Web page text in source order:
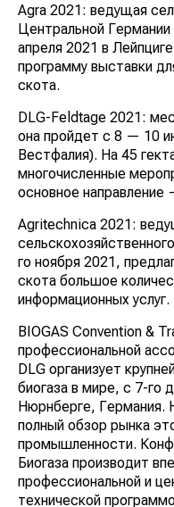
Аgra 2021: ведущая
Центральной
апреля 2021 в
программу выставки
скота.
DLG-Feldtage 2021:
она пройдет с 8 — 10
Вестфалия). На 45
многочисленные
основное
Agritechnica 2021:
го ноября 2021,
скота большое
информационных услуг.
BIOGAS Convention &
профессиональной
DLG организует
биогаза в мире, с 7-го
Нюрнберге, Германия.
полный обзор рынка
промышленности.
Биогаза производит
профессиональной и
технической